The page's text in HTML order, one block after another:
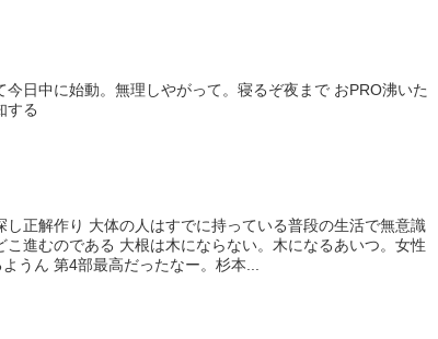
日中に始動。無理しやがって。寝るぞ夜まで おPRO沸いた
する
し正解作り 大体の人はすでに持っている普段の生活で無意識
進むのである 大根は木にならない。木になるあいつ。女性
うん 第4部最高だったなー。杉本...